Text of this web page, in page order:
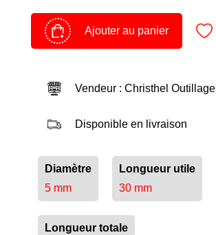
Ajouter au panier
Vendeur : Christhel Outillage
Disponible en livraison
Diamètre
5 mm
Longueur utile
30 mm
Longueur totale